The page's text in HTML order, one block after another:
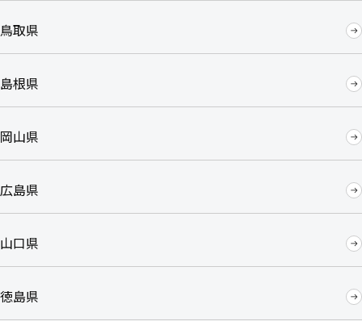
鳥取県
島根県
岡山県
広島県
山口県
徳島県